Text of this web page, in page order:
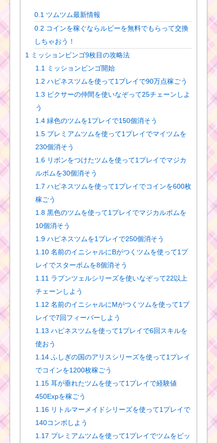
0.1 ツムツム最新情報
0.2 コインを稼ぐならルビーを無料でもらって交換
しちゃおう！
1
ミッションビンゴ9枚目の攻略法
1.1
ミッションビンゴ開始
1.2 ハピネスツムを使って1プレイで90万点稼ごう
1.3 ピクサーの仲間を使いなぞって25チェーンしよ
う
1.4 緑色のツムを1プレイで150個消そう
1.5 プレミアムツムを使って1プレイでマイツムを
230個消そう
1.6 リボンをつけたツムを使って1プレイでマジカ
ルボムを30個消そう
1.7 ハピネスツムを使って1プレイでコインを600枚
稼ごう
1.8 黒色のツムを使って1プレイでマジカルボムを
10個消そう
1.9 ハピネスツムを1プレイで250個消そう
1.10 名前のイニシャルにBがつくツムを使って1プ
レイでスターボムを8個消そう
1.11 ラプンツェルシリーズを使いなぞって22以上
チェーンしよう
1.12 名前のイニシャルにMがつくツムを使って1プ
レイで7回フィーバーしよう
1.13 ハピネスツムを使って1プレイで6回スキルを
使おう
1.14 ふしぎの国のアリスシリーズを使って1プレイ
でコインを1200枚稼ごう
1.15 耳が垂れたツムを使って1プレイで経験値
450Expを稼ごう
1.16 リトルマーメイドシリーズを使って1プレイで
140コンボしよう
1.17 プレミアムツムを使って1プレイでツムをピッ